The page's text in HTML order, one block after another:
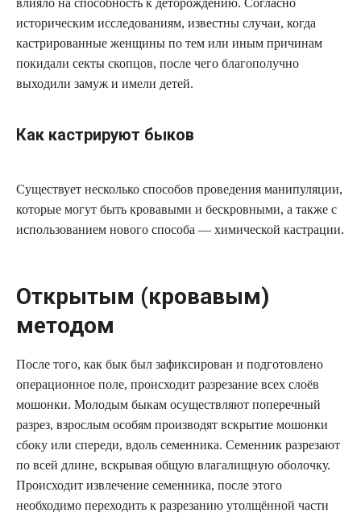
историческим исследованиям, известны случаи, когда
кастрированные женщины по тем или иным причинам
покидали секты скопцов, после чего благополучно
выходили замуж и имели детей.
Как кастрируют быков
Существует несколько способов проведения манипуляции,
которые могут быть кровавыми и бескровными, а также с
использованием нового способа — химической кастрации.
Открытым (кровавым)
методом
После того, как бык был зафиксирован и подготовлено
операционное поле, происходит разрезание всех слоёв
мошонки. Молодым быкам осуществляют поперечный
разрез, взрослым особям производят вскрытие мошонки
сбоку или спереди, вдоль семенника. Семенник разрезают
по всей длине, вскрывая общую влагалищную оболочку.
Происходит извлечение семенника, после этого
необходимо переходить к разрезанию утолщённой части